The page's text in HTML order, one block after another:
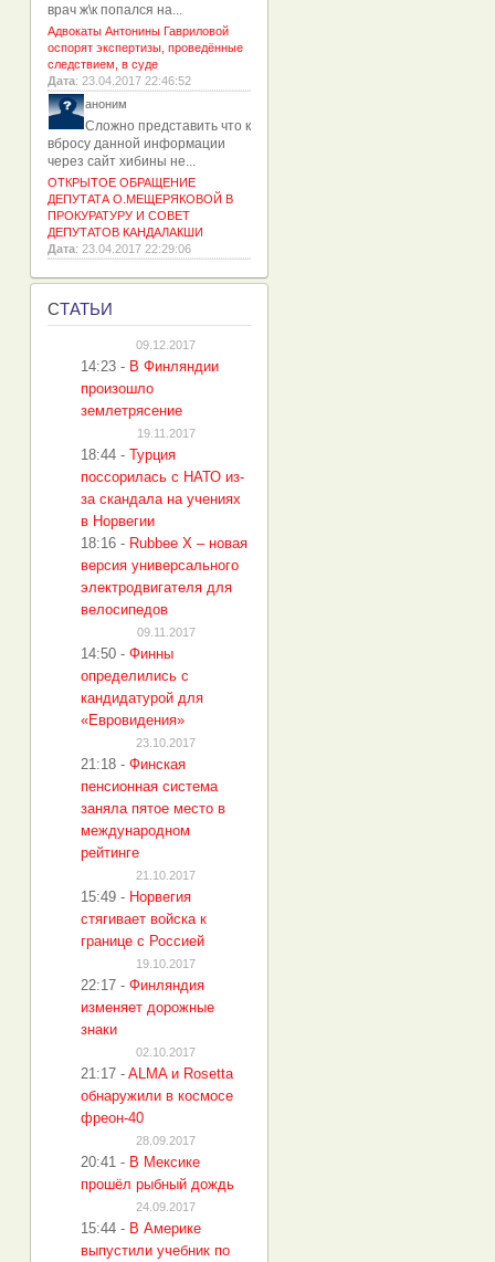
врач ж\к попался на...
Адвокаты Антонины Гавриловой
оспорят экспертизы, проведённые
следствием, в суде
Дата: 23.04.2017 22:46:52
аноним
Сложно представить что к
вбросу данной информации
через сайт хибины не...
ОТКРЫТОЕ ОБРАЩЕНИЕ
ДЕПУТАТА О.МЕЩЕРЯКОВОЙ В
ПРОКУРАТУРУ И СОВЕТ
ДЕПУТАТОВ КАНДАЛАКШИ
Дата: 23.04.2017 22:29:06
СТАТЬИ
09.12.2017
14:23 - В Финляндии
произошло
землетрясение
19.11.2017
18:44 - Турция
поссорилась с НАТО из-
за скандала на учениях
в Норвегии
18:16 - Rubbee X – новая
версия универсального
электродвигателя для
велосипедов
09.11.2017
14:50 - Финны
определились с
кандидатурой для
«Евровидения»
23.10.2017
21:18 - Финская
пенсионная система
заняла пятое место в
международном
рейтинге
21.10.2017
15:49 - Норвегия
стягивает войска к
границе с Россией
19.10.2017
22:17 - Финляндия
изменяет дорожные
знаки
02.10.2017
21:17 - ALMA и Rosetta
обнаружили в космосе
фреон-40
28.09.2017
20:41 - В Мексике
прошёл рыбный дождь
24.09.2017
15:44 - В Америке
выпустили учебник по